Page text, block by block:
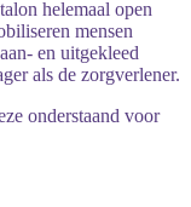
helemaal open
mensen
en uitgekleed
als de zorgverlener.
onderstaand voor